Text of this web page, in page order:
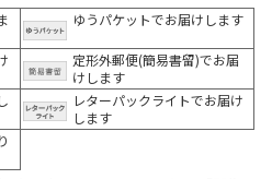
ゆうパケットでお届けします
定形外郵便(簡易書留)でお届
けします
レターパックライトでお届け
します